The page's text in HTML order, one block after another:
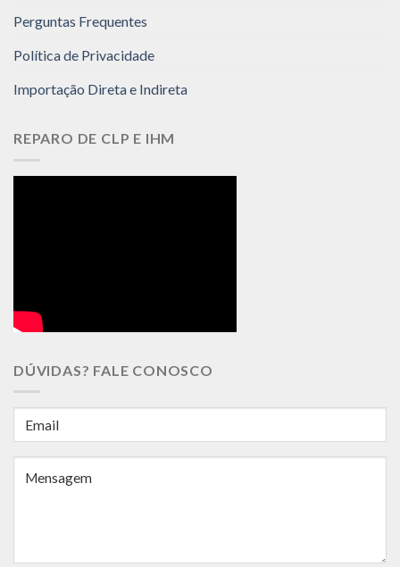
Perguntas Frequentes
Política de Privacidade
Importação Direta e Indireta
REPARO DE CLP E IHM
DÚVIDAS? FALE CONOSCO